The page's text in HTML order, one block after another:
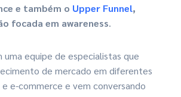
e também o Upper Funnel,
focada em awareness.
uma equipe de especialistas que
de mercado em diferentes
e-commerce e vem conversando